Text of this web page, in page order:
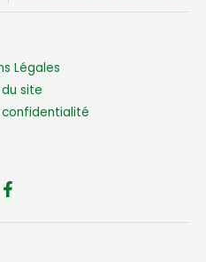
Légales
site